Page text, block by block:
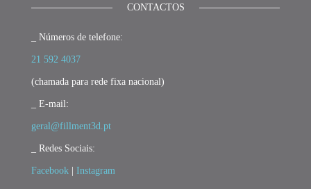
CONTACTOS
_ Números de telefone:
21 592 4037
(chamada para rede fixa nacional)
_ E-mail:
geral@fillment3d.pt
_ Redes Sociais:
Facebook Instagram